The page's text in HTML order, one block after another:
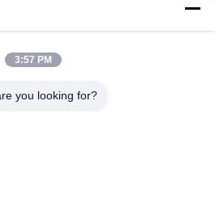
Schermdruk
3:57 PM
you looking for?